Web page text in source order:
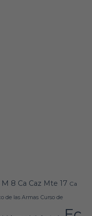
M 8 Ca Caz Mte 17 Ca
de las Armas Curso de